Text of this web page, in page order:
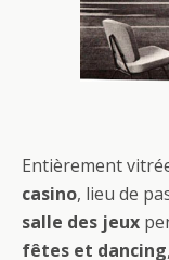
Entièrement
casino, lieu de
salle des jeux
fêtes et dancing